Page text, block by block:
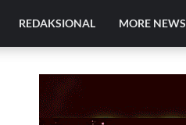
REDAKSIONAL MORE NEWS